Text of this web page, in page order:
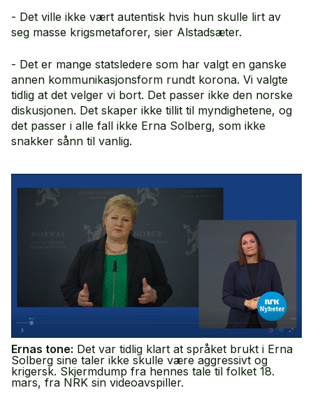
- Det ville ikke vært autentisk hvis hun skulle lirt av
seg masse krigsmetaforer, sier Alstadsæter.
- Det er mange statsledere som har valgt en ganske
annen kommunikasjonsform rundt korona. Vi valgte
tidlig at det velger vi bort. Det passer ikke den norske
diskusjonen. Det skaper ikke tillit til myndighetene, og
det passer i alle fall ikke Erna Solberg, som ikke
snakker sånn til vanlig.
Ernas tone: Det var tidlig klart at språket brukt i Erna
Solberg sine taler ikke skulle være aggressivt og
krigersk. Skjermdump fra hennes tale til folket 18.
mars, fra NRK sin videoavspiller.